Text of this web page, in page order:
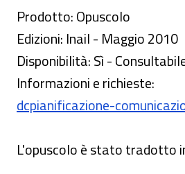
Prodotto: Opuscolo
Edizioni: Inail - Maggio 2010
Disponibilità: Sì -
Informazioni e richieste:
dcpianificazione-
L'opuscolo è stato tradotto